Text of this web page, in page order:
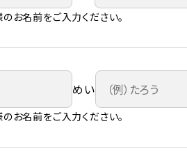
お名前をご入力ください。
めい
お名前をご入力ください。